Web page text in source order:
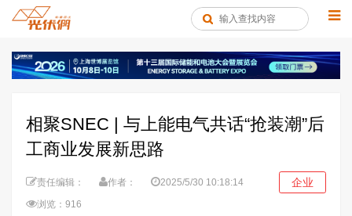
相聚SNEC | 与上能电气共话“抢装潮”后
工商业发展新思路
责任编辑： 作者：
2025/5/30 10:18:14
浏览：916
企业